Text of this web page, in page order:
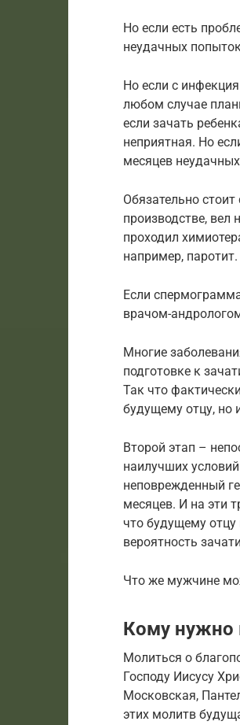
Но если есть
неудачных
Но если с
любом случае
если зачать
неприятная. Но
месяцев
Обязательно
производстве,
проходил
например, паротит.
Если
врачом-
Многие
подготовке к
Так что
будущему отцу, но
Второй этап –
наилучших
неповрежденный
месяцев. И на эти
что будущему отцу
вероятность
Что же мужчине
Кому нужно
Молиться о
Господу Иисусу
Московская,
этих молитв